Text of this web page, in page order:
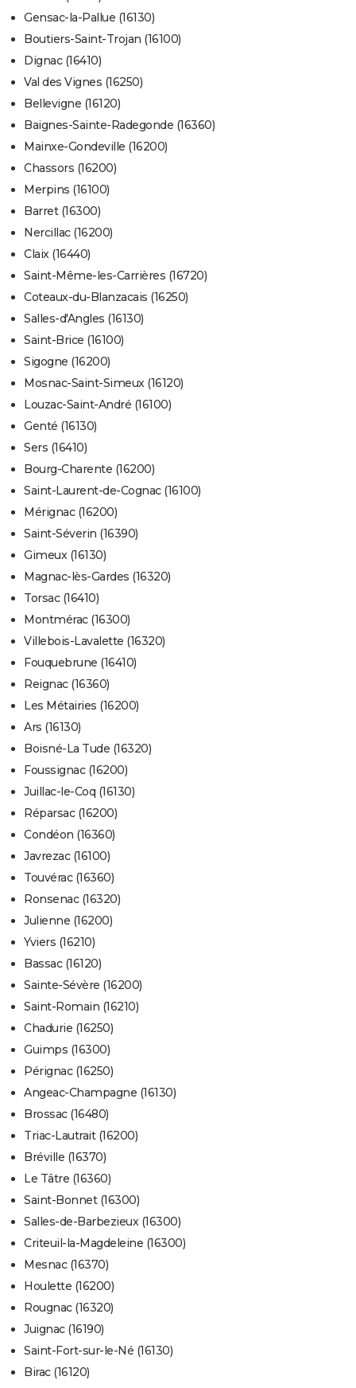
Gensac-la-Pallue (16130)
Boutiers-Saint-Trojan (16100)
Dignac (16410)
Val des Vignes (16250)
Bellevigne (16120)
Baignes-Sainte-Radegonde (16360)
Mainxe-Gondeville (16200)
Chassors (16200)
Merpins (16100)
Barret (16300)
Nercillac (16200)
Claix (16440)
Saint-Même-les-Carrières (16720)
Coteaux-du-Blanzacais (16250)
Salles-d'Angles (16130)
Saint-Brice (16100)
Sigogne (16200)
Mosnac-Saint-Simeux (16120)
Louzac-Saint-André (16100)
Genté (16130)
Sers (16410)
Bourg-Charente (16200)
Saint-Laurent-de-Cognac (16100)
Mérignac (16200)
Saint-Séverin (16390)
Gimeux (16130)
Magnac-lès-Gardes (16320)
Torsac (16410)
Montmérac (16300)
Villebois-Lavalette (16320)
Fouquebrune (16410)
Reignac (16360)
Les Métairies (16200)
Ars (16130)
Boisné-La Tude (16320)
Foussignac (16200)
Juillac-le-Coq (16130)
Réparsac (16200)
Condéon (16360)
Javrezac (16100)
Touvérac (16360)
Ronsenac (16320)
Julienne (16200)
Yviers (16210)
Bassac (16120)
Sainte-Sévère (16200)
Saint-Romain (16210)
Chadurie (16250)
Guimps (16300)
Pérignac (16250)
Angeac-Champagne (16130)
Brossac (16480)
Triac-Lautrait (16200)
Bréville (16370)
Le Tâtre (16360)
Saint-Bonnet (16300)
Salles-de-Barbezieux (16300)
Criteuil-la-Magdeleine (16300)
Mesnac (16370)
Houlette (16200)
Rougnac (16320)
Juignac (16190)
Saint-Fort-sur-le-Né (16130)
Birac (16120)